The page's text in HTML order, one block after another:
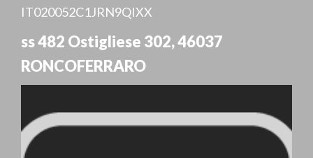
IT020052C1JRN9QIXX
ss 482 Ostigliese 302,46037
RONCOFERRARO